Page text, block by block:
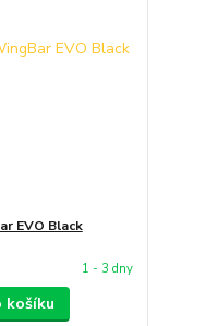
EVO Black
1 - 3 dny
košíku